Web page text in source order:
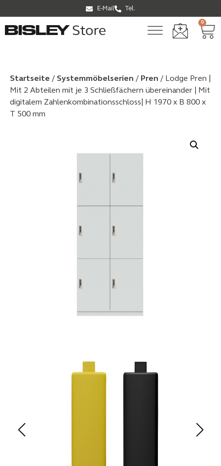
E-Mail Tel.
0
Startseite / Systemmöbel­serien / Pren / Lodge Pren |
Mit 2 Abteilen mit je 3 Schließfächern übereinander | Mit
digitalem Zahlenkombinationsschloss| H 1970 x B 800 x
T 500 mm